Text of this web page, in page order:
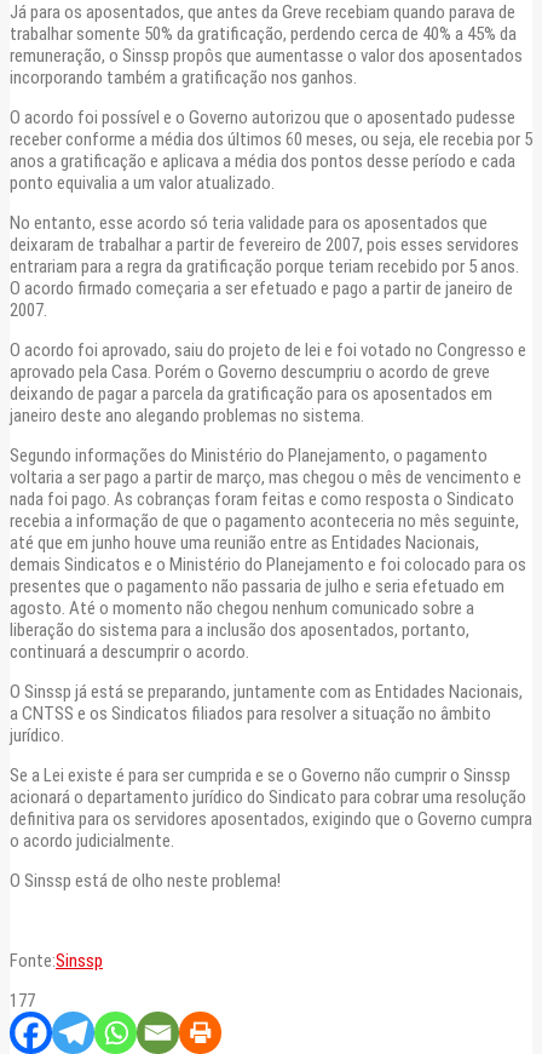
Já para os aposentados, que antes da Greve recebiam quando parava de
trabalhar somente 50% da gratificação, perdendo cerca de 40% a 45% da
remuneração, o Sinssp propôs que aumentasse o valor dos aposentados
incorporando também a gratificação nos ganhos.
O acordo foi possível e o Governo autorizou que o aposentado pudesse
receber conforme a média dos últimos 60 meses, ou seja, ele recebia por 5
anos a gratificação e aplicava a média dos pontos desse período e cada
ponto equivalia a um valor atualizado.
No entanto, esse acordo só teria validade para os aposentados que
deixaram de trabalhar a partir de fevereiro de 2007, pois esses servidores
entrariam para a regra da gratificação porque teriam recebido por 5 anos.
O acordo firmado começaria a ser efetuado e pago a partir de janeiro de
2007.
O acordo foi aprovado, saiu do projeto de lei e foi votado no Congresso e
aprovado pela Casa. Porém o Governo descumpriu o acordo de greve
deixando de pagar a parcela da gratificação para os aposentados em
janeiro deste ano alegando problemas no sistema.
Segundo informações do Ministério do Planejamento, o pagamento
voltaria a ser pago a partir de março, mas chegou o mês de vencimento e
nada foi pago. As cobranças foram feitas e como resposta o Sindicato
recebia a informação de que o pagamento aconteceria no mês seguinte,
até que em junho houve uma reunião entre as Entidades Nacionais,
demais Sindicatos e o Ministério do Planejamento e foi colocado para os
presentes que o pagamento não passaria de julho e seria efetuado em
agosto. Até o momento não chegou nenhum comunicado sobre a
liberação do sistema para a inclusão dos aposentados, portanto,
continuará a descumprir o acordo.
O Sinssp já está se preparando, juntamente com as Entidades Nacionais,
a CNTSS e os Sindicatos filiados para resolver a situação no âmbito
jurídico.
Se a Lei existe é para ser cumprida e se o Governo não cumprir o Sinssp
acionará o departamento jurídico do Sindicato para cobrar uma resolução
definitiva para os servidores aposentados, exigindo que o Governo cumpra
o acordo judicialmente.
O Sinssp está de olho neste problema!
Fonte:Sinssp
177